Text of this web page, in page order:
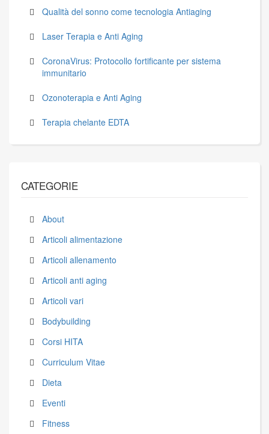
Qualità del sonno come tecnologia Antiaging
Laser Terapia e Anti Aging
CoronaVirus: Protocollo fortificante per sistema
immunitario
Ozonoterapia e Anti Aging
Terapia chelante EDTA
CATEGORIE
About
Articoli alimentazione
Articoli allenamento
Articoli anti aging
Articoli vari
Bodybuilding
Corsi HITA
Curriculum Vitae
Dieta
Eventi
Fitness